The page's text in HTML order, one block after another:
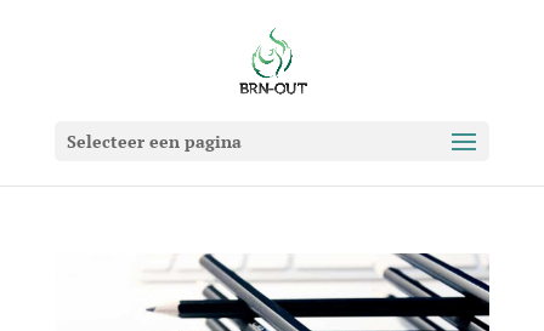
Selecteer een pagina